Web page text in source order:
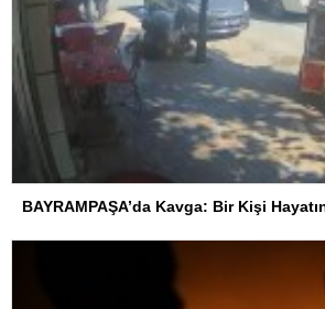
BAYRAMPAŞA’da Kavga: Bir Kişi